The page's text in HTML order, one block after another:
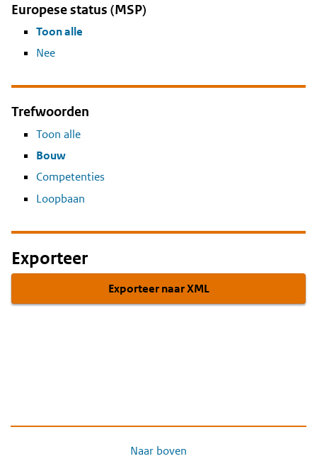
Europese status (MSP)
Toon alle
Nee
Trefwoorden
Toon alle
Bouw
Competenties
Loopbaan
Exporteer
Exporteer naar XML
Naar boven